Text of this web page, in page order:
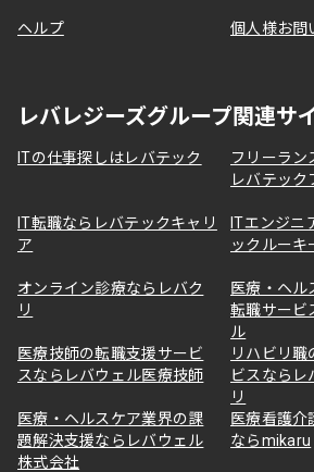
ヘルプ 個人様お問
レバレジーズグループ関連サ
ITの仕事探しはレバテック
フリーラン
レバテック
IT転職ならレバテックキャリ
ア
ITエンジニ
ックルーキ
オンライン診療ならレバク
リ
医療・ヘル
転職サービ
ル
医療技師の転職支援サービ
スならレバウェル医療技師
リハビリ職
ビスならレ
リ
医療・ヘルスケア業界の課
題解決支援ならレバウェル
株式会社
医療看護介
ならmikaru